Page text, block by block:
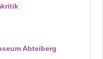
Abteiberg